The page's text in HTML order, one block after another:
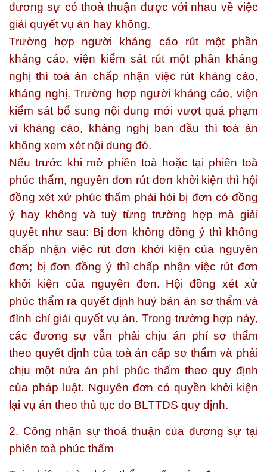
đương sự có thoả thuận được với nhau về việc
giải quyết vụ án hay không.
Trường hợp người kháng cáo rút một phần
kháng cáo, viện kiểm sát rút một phần kháng
nghị thì toà án chấp nhận việc rút kháng cáo,
kháng nghị. Trường hợp người kháng cáo, viện
kiểm sát bổ sung nội dung mới vượt quá phạm
vi kháng cáo, kháng nghị ban đầu thì toà án
không xem xét nội dung đó.
Nếu trước khi mở phiên toà hoặc tại phiên toà
phúc thẩm, nguyên đơn rút đơn khởi kiện thì hội
đồng xét xử phúc thẩm phải hỏi bị đơn có đồng
ý hay không và tuỳ từng trường hợp mà giải
quyết như sau: Bị đơn không đồng ý thì không
chấp nhận việc rút đơn khởi kiện của nguyên
đơn; bị đơn đồng ý thì chấp nhận việc rút đơn
khởi kiện của nguyên đơn. Hội đồng xét xử
phúc thẩm ra quyết định huỷ bản án sơ thẩm và
đình chỉ giải quyết vụ án. Trong trường hợp này,
các đương sự vẫn phải chịu án phí sơ thẩm
theo quyết định của toà án cấp sơ thẩm và phải
chịu một nửa án phí phúc thẩm theo quy định
của pháp luật. Nguyên đơn có quyền khởi kiện
lại vụ án theo thủ tục do BLTTDS quy định.
2. Công nhận sự thoả thuận của đương sự tại
phiên toà phúc thẩm